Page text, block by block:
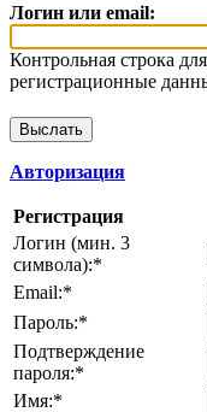
Логин или email:
Контрольная строка
регистрационные
Авторизация
Регистрация
Логин (мин. 3
символа):*
Email:*
Пароль:*
Подтверждение
пароля:*
Имя:*